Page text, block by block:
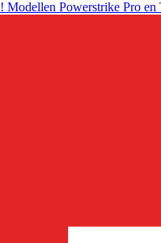
! Modellen Powerstrike Pro